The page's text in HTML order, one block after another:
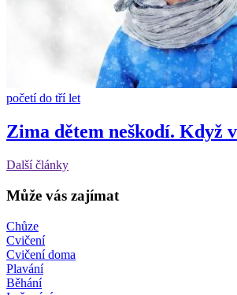
početí do tří let
Zima dětem neškodí. Když
Další články
Může vás zajímat
Chůze
Cvičení
Cvičení doma
Plavání
Běhání